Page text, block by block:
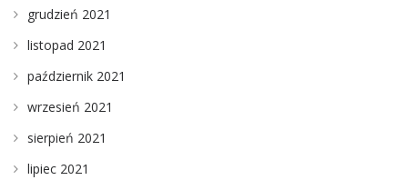
grudzień 2021
listopad 2021
październik 2021
wrzesień 2021
sierpień 2021
lipiec 2021